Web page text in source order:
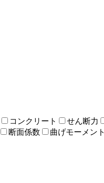
コンクリート せん断力
断面係数 曲げモーメント